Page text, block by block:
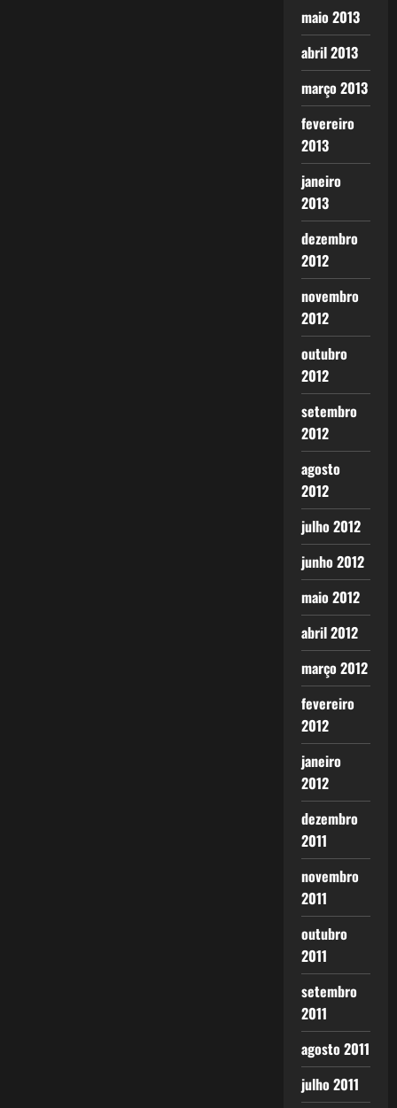
maio 2013
abril 2013
março 2013
fevereiro
2013
janeiro
2013
dezembro
2012
novembro
2012
outubro
2012
setembro
2012
agosto
2012
julho 2012
junho 2012
maio 2012
abril 2012
março 2012
fevereiro
2012
janeiro
2012
dezembro
2011
novembro
2011
outubro
2011
setembro
2011
agosto 2011
julho 2011